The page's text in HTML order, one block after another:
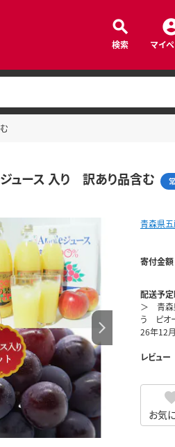
検索 マイ
ュース 入り 訳あり品含む
青森県
寄付金額
配送予定
＞ 青森
う ピオ
26年12
レビュー
お気